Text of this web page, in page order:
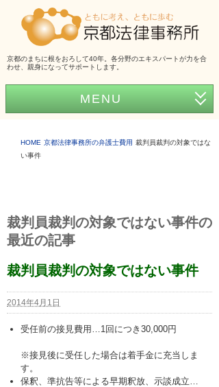
京都のまちに根をおろして40年。各分野のエキスパートが力を合
わせ、親身になってサポートします。
MENU
事務所紹介
弁護士費用
くらしの法律シリーズ
事務所だより
HOME 京都法律事務所の弁護士費用 裁判員裁判の対象ではな
い事件
裁判員裁判の対象ではない事件の
最近の記事
裁判員裁判の対象ではない事件
2014年4月1日
受任前の接見費用…1回につき30,000円
※接見後に受任した場合は着手金に充当しま
す。
保釈、準抗告等による早期釈放、示談成立…